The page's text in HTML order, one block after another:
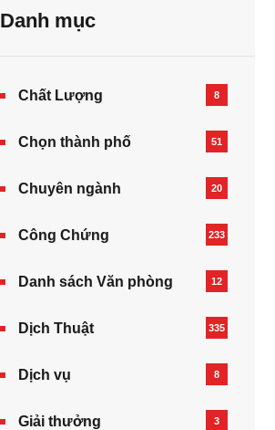
Danh mục
Chất Lượng 8
Chọn thành phố 51
Chuyên ngành 20
Công Chứng 233
Danh sách Văn phòng 12
Dịch Thuật 335
Dịch vụ 8
Giải thưởng 3